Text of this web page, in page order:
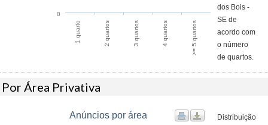
1 quarto 2 quartos 3 quartos 4 quartos >= 5 quartos
0
dos Bois -
SE de
acordo com
o número
de quartos.
Por Área Privativa
Anúncios por área
Distribuição